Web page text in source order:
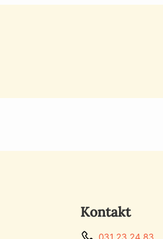
Kontakt